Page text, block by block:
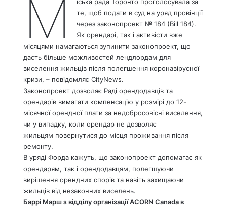
М
іська рада Торонто проголосувала за
те, щоб подати в суд на уряд провінції
через законопроект № 184 (Bill 184).
Як орендарі, так і активісти вже
місяцями намагаються зупинити законопроект, що
дасть більше можливостей лендлордам для
виселення жильців після полегшення коронавірусної
кризи, – повідомляє СityNews.
Законопроект дозволяє Раді орендодавців та
орендарів вимагати компенсацію у розмірі до 12-
місячної орендної плати за недобросовісні виселення,
чи у випадку, коли орендар не дозволяє
жильцям повернутися до місця проживання після
ремонту.
В уряді Форда кажуть, що законопроект допомагає як
орендарям, так і орендодавцям, полегшуючи
вирішення орендних спорів та навіть захищаючи
жильців від незаконних виселень.
Баррі Марш з відділу організації ACORN Canadaв